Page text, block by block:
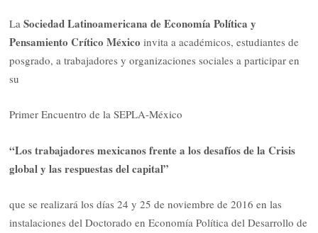
LaSociedad Latinoamericana de Economía Política y
Pensamiento Crítico Méxicoinvita a académicos, estudiantes de
posgrado, a trabajadores y organizaciones sociales a participar en
su
Primer Encuentro de la SEPLA-México
“Los trabajadores mexicanos frente a los desafíos de la Crisis
global y las respuestas del capital”
que se realizará los días 24 y 25 de noviembre de 2016 en las
instalaciones del Doctorado en Economía Política del Desarrollo de